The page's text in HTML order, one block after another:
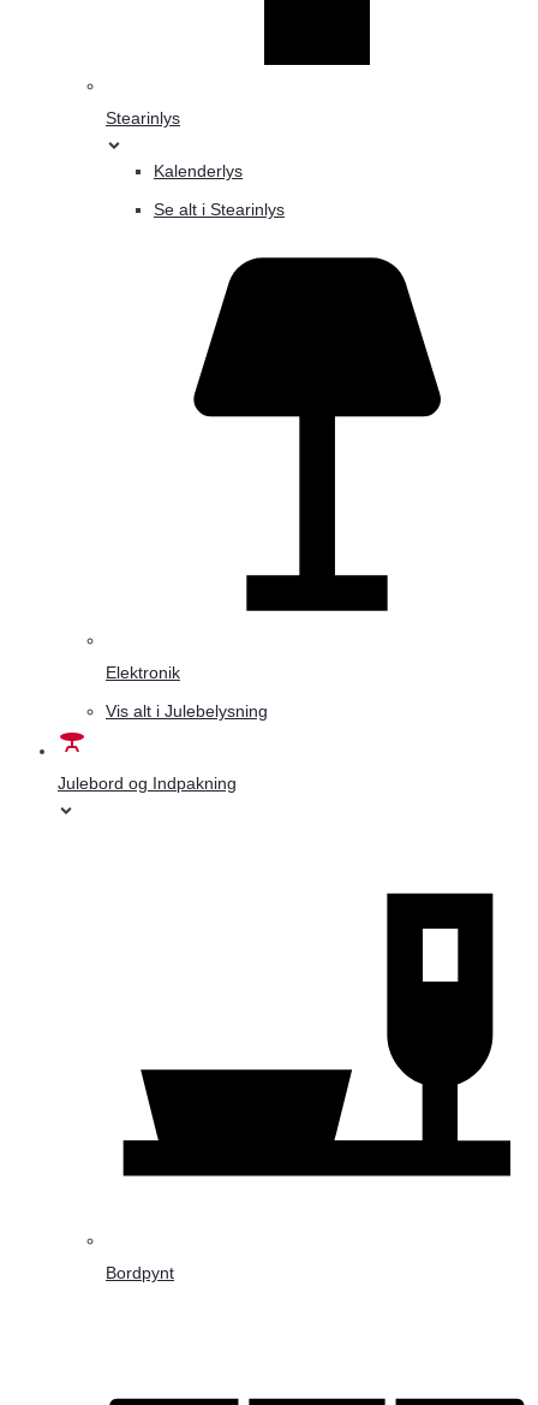
Stearinlys
Kalenderlys
Se alt i Stearinlys
Elektronik
Vis alt i Julebelysning
Julebord og Indpakning
Bordpynt